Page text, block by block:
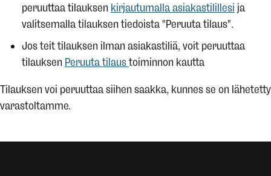
peruuttaa tilauksen kirjautumalla asiakastilillesi ja
valitsemalla tilauksen tiedoista "Peruuta tilaus".
Jos teit tilauksen ilman asiakastiliä, voit peruuttaa
tilauksen Peruuta tilaustoiminnon kautta
Tilauksen voi peruuttaa siihen saakka, kunnes se on lähetetty
varastoltamme.